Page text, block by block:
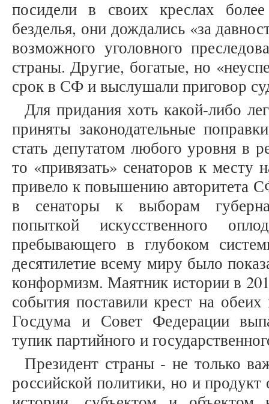
посидели в своих креслах
безделья, они дождались «за
возможного уголовного
страны. Другие, богатые, но
срок в СФ и выслушали приговор
Для придания хоть какой-либо
приняты законодательные
стать депутатом любого уровня в
то «привязать» сенаторов к
привело к повышению авторитета
в сенаторы к выборам
попыткой искусственного
пребывающего в глубоком
десятилетие всему миру было
конформизм. Маятник истории в
события поставили крест на
Госдума и Совет Федерации
тупик партийного и
Президент страны - не только
российской политики, но и продукт